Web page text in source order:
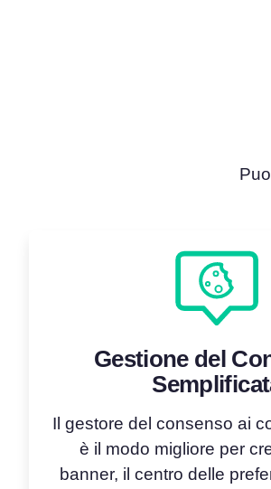
Gestione del
Il gestore del consenso ai
è il modo migliore per
banner, il centro delle